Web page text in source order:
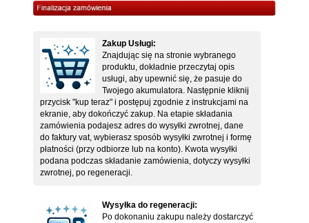
Zakup Usługi:
Znajdując się na stronie wybranego
produktu, dokładnie przeczytaj opis
usługi, aby upewnić się, że pasuje do
Twojego akumulatora. Następnie kliknij
przycisk "kup teraz" i postępuj zgodnie z instrukcjami na
ekranie, aby dokończyć zakup. Na etapie składania
zamówienia podajesz adres do wysyłki zwrotnej, dane
do faktury vat, wybierasz sposób wysyłki zwrotnej i formę
płatności (przy odbiorze lub na konto). Kwota wysyłki
podana podczas składanie zamówienia, dotyczy wysyłki
zwrotnej, po regeneracji.
Wysyłka do regeneracji:
Po dokonaniu zakupu należy dostarczyć